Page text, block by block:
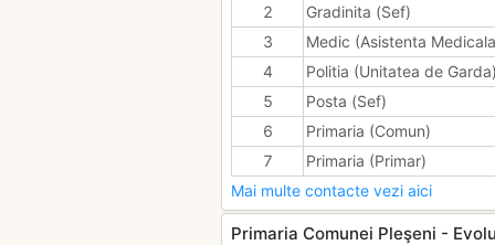
2
Gradinita (Sef)
3
Medic (Asistenta
4
Politia (Unitatea de
5
Posta (Sef)
6
Primaria (Comun)
7
Primaria (Primar)
Mai multe contacte vezi aici
Primaria Comunei Pleşeni -